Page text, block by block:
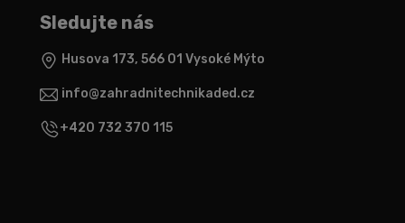
Sledujte nás
Husova 173, 566 01 Vysoké Mýto
info@zahradnitechnikaded.cz
+420 732 370 115